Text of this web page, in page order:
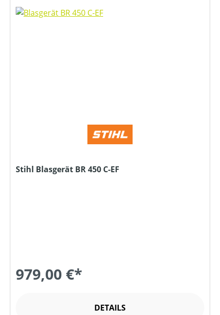
Stihl Blasgerät BR 450 C-EF
979,00 €*
DETAILS